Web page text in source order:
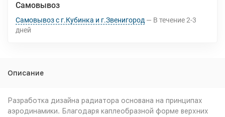
Самовывоз
Самовывоз с г.Кубинка и г.Звенигород В течение2-3
дней
Описание
Разработка дизайна радиатора основана на принципах
аэродинамики. Благодаря каплеобразной форме верхних